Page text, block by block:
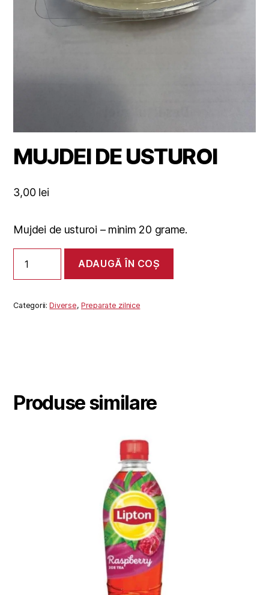
MUJDEI DE USTUROI
3,00 lei
Mujdei de usturoi – minim 20 grame.
MUJDEI
DE
ADAUGĂ ÎN COȘ
Categorii:Diverse,Preparate zilnice
Produse similare